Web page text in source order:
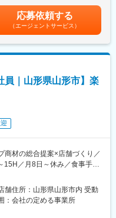
」その両方を実現できる環境
て収入を伸ばしているスタッ
族との時間を大切にしている
合わせて活躍できるため、定
制度あり
ナー動画をご視聴いただきま
せください。
提案
天カード、各種サービスの
た表記です。
応募依頼する
（エージェントサービス）
員｜山形県山形市】楽
商材の総合提案×店舗づくり／
／月8日～休み／食事手当
お客様へ、スマートフォン・
・楽天ポイントなど、楽天経
提案します。単なる携帯販売
舗住所：山形県山形市内 受動
：会社の定める事業所